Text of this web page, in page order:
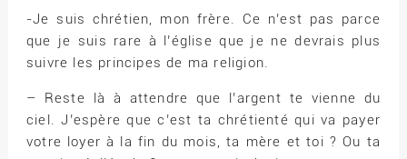
-Je suis chrétien, mon frère. Ce n’est pas parce
que je suis rare à l’église que je ne devrais plus
suivre les principes de ma religion.
– Reste là à attendre que l’argent te vienne du
ciel. J’espère que c’est ta chrétienté qui va payer
votre loyer à la fin du mois, ta mère et toi ? Ou ta